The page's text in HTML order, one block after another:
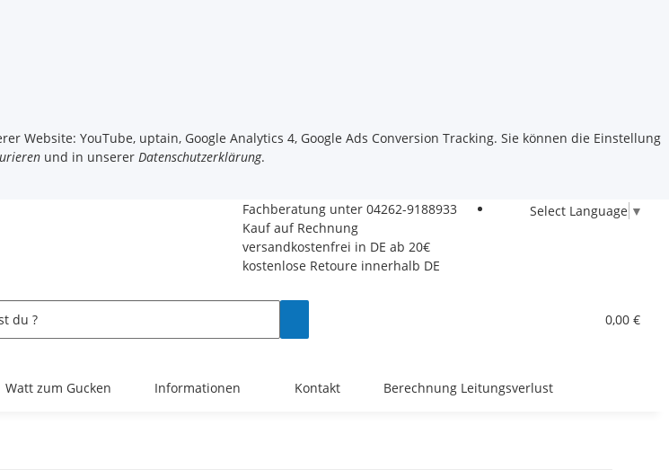
Website: YouTube, uptain, Google Analytics 4, Google Ads Conversion Tracking. Sie können die Einstellung
und in unserer Datenschutzerklärung.
Fachberatung unter 04262-9188933
Kauf auf Rechnung
versandkostenfrei in DE ab 20€
kostenlose Retoure innerhalb DE
Select Language ▼
0,00 €
Watt zum Gucken Informationen Kontakt Berechnung Leitungsverlust